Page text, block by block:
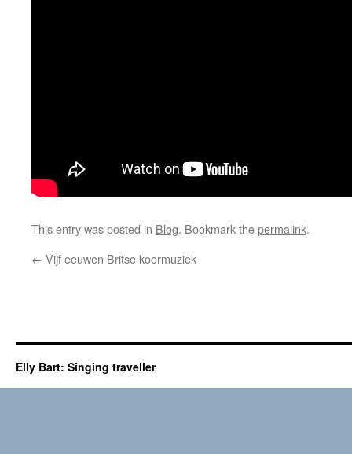
This entry was posted in Blog. Bookmark thepermalink.
← Vijf eeuwen Britse koormuziek
Elly Bart: Singing traveller